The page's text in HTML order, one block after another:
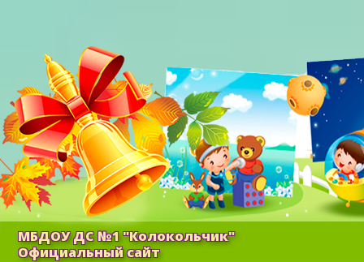
МБДОУ ДС №1 "Колокольчик"
Официальный сайт